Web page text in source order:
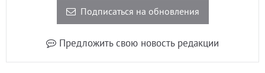
Подписаться на обновления
Предложить свою новость редакции